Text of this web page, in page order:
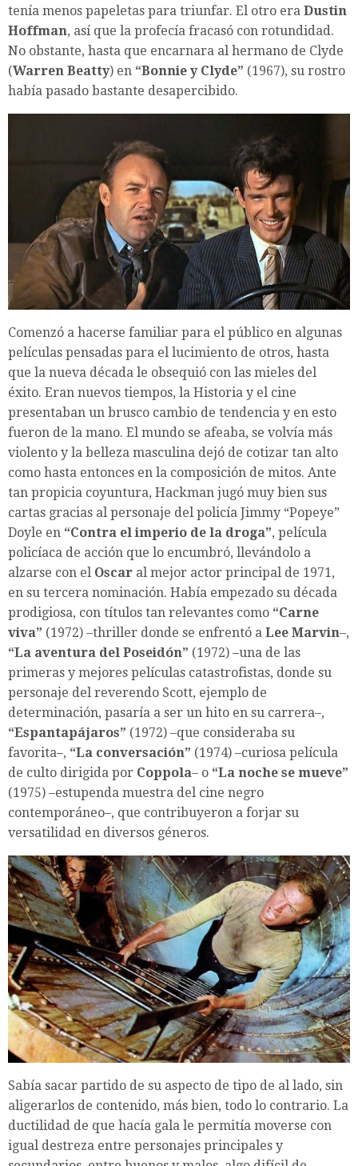
tenía menos papeletas para triunfar. El otro era Dustin
Hoffman, así que la profecía fracasó con rotundidad.
No obstante, hasta que encarnara al hermano de Clyde
(Warren Beatty) en “Bonnie y Clyde” (1967), su rostro
había pasado bastante desapercibido.
Comenzó a hacerse familiar para el público en algunas
películas pensadas para el lucimiento de otros, hasta
que la nueva década le obsequió con las mieles del
éxito. Eran nuevos tiempos, la Historia y el cine
presentaban un brusco cambio de tendencia y en esto
fueron de la mano. El mundo se afeaba, se volvía más
violento y la belleza masculina dejó de cotizar tan alto
como hasta entonces en la composición de mitos. Ante
tan propicia coyuntura, Hackman jugó muy bien sus
cartas gracias al personaje del policía Jimmy “Popeye”
Doyle en “Contra el imperio de la droga”, película
policíaca de acción que lo encumbró, llevándolo a
alzarse con el Oscar al mejor actor principal de 1971,
en su tercera nominación. Había empezado su década
prodigiosa, con títulos tan relevantes como “Carne
viva” (1972) –thriller donde se enfrentó a Lee Marvin–,
“La aventura del Poseidón” (1972) –una de las
primeras y mejores películas catastrofistas, donde su
personaje del reverendo Scott, ejemplo de
determinación, pasaría a ser un hito en su carrera–,
“Espantapájaros” (1972) –que consideraba su
favorita–, “La conversación” (1974) –curiosa película
de culto dirigida por Coppola– o “La noche se mueve”
(1975) –estupenda muestra del cine negro
contemporáneo–, que contribuyeron a forjar su
versatilidad en diversos géneros.
Sabía sacar partido de su aspecto de tipo de al lado, sin
aligerarlos de contenido, más bien, todo lo contrario. La
ductilidad de que hacía gala le permitía moverse con
igual destreza entre personajes principales y